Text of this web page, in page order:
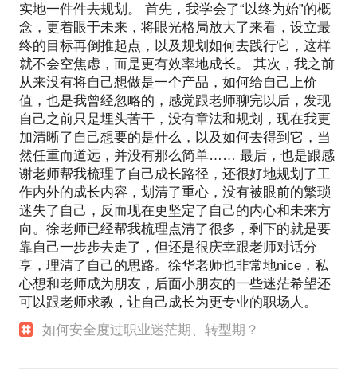
实地一件件去规划。 首先，我学会了“以终为始”的概
念，更着眼于未来，将眼光格局放大了来看，设立最
终的目标再倒推起点，以及规划如何去践行它，这样
就不会空焦虑，而是更有效率地成长。 其次，我之前
从来没有将自己想做是一个产品，如何给自己上价
值，也是我曾经忽略的，感觉跟老师聊完以后，发现
自己之前只是埋头苦干，没有章法和规划，现在我更
加清晰了自己想要的是什么，以及如何去得到它，当
然任重而道远，并没有那么简单…… 最后，也是跟感
谢老师帮我梳理了自己成长路径，还很好地规划了工
作内外的成长内容，划清了重心，没有被眼前的繁琐
迷失了自己，反而现在更坚定了自己的内心和未来方
向。徐老师已经帮我梳理点清了很多，剩下的就是要
靠自己一步步去走了，但还是很庆幸跟老师对话分
享，理清了自己的思路。徐华老师也非常地nice，私
心想和老师成为朋友，后面小朋友的一些迷茫希望还
可以跟老师求教，让自己成长为更专业的职场人。
如何安全度过职业迷茫期、转型期？